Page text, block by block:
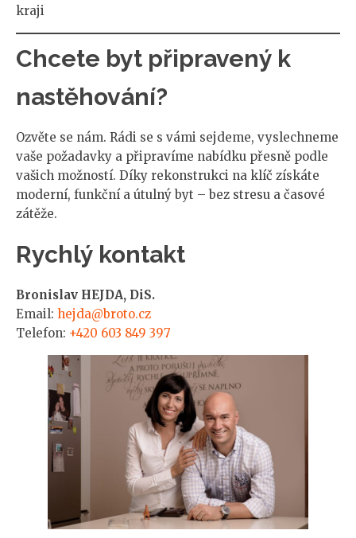
kraji
Chcete byt připravený k
nastěhování?
Ozvěte se nám. Rádi se s vámi sejdeme, vyslechneme
vaše požadavky a připravíme nabídku přesně podle
vašich možností. Díky rekonstrukci na klíč získáte
moderní, funkční a útulný byt – bez stresu a časové
zátěže.
Rychlý kontakt
Bronislav HEJDA, DiS.
Email: hejda@broto.cz
Telefon: +420 603 849 397